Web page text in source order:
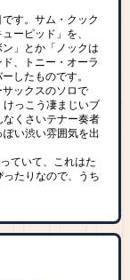
す。サム・クック
ーピッド」を、
ン」とか「ノックは
、トニー・オーラ
したものです。
ックスのソロで
けっこう凄まじいブ
くさいテナー奏者
い渋い雰囲気を出
ていて、これはた
たりなので、うち